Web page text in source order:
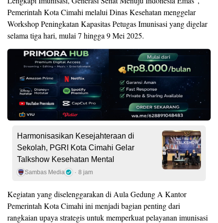
Pemerintah Kota Cimahi melalui Dinas Kesehatan menggelar
Workshop Peningkatan Kapasitas Petugas Imunisasi yang digelar
selama tiga hari, mulai 7 hingga 9 Mei 2025.
Harmonisasikan Kesejahteraan di
Sekolah, PGRI Kota Cimahi Gelar
Talkshow Kesehatan Mental
Sambas Media 8 jam
Kegiatan yang diselenggarakan di Aula Gedung A Kantor
Pemerintah Kota Cimahi ini menjadi bagian penting dari
rangkaian upaya strategis untuk memperkuat pelayanan imunisasi